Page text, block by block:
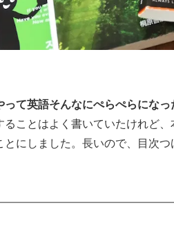
って英語そんなにぺらぺらになっ
ることはよく書いていたけれど
にしました。長いので、目次つ